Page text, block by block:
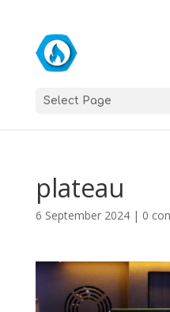
Select Page
plateau
6 September 2024| 0